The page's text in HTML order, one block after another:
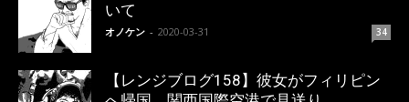
いて
オノケン - 2020-03-31 34
【レンジブログ158】彼女がフィリピン